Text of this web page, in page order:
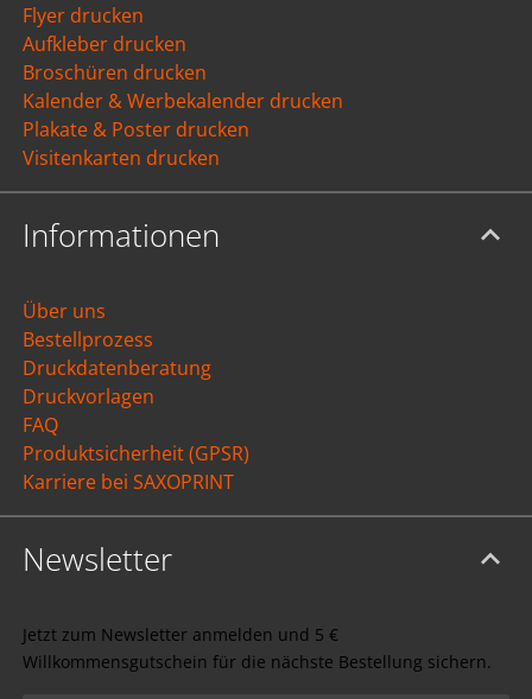
Flyer drucken
Aufkleber drucken
Broschüren drucken
Kalender & Werbekalender drucken
Plakate & Poster drucken
Visitenkarten drucken
Informationen
Über uns
Bestellprozess
Druckdatenberatung
Druckvorlagen
FAQ
Produktsicherheit (GPSR)
Karriere bei SAXOPRINT
Newsletter
Jetzt zum Newsletter anmelden und 5 €
Willkommensgutschein für die nächste Bestellung sichern.